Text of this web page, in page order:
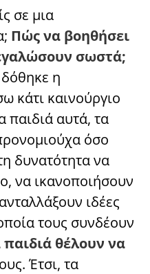
σε μια
Πώς να βοηθήσει
σωστά;
η
κάτι καινούργιο
παιδιά αυτά, τα
όσο
δυνατότητα να
να ικανοποιήσουν
ιδέες
τους συνδέουν
θέλουν να
Έτσι, τα